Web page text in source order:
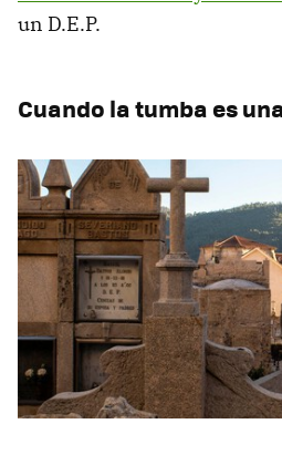
un D.E.P.
Cuando la tumba es